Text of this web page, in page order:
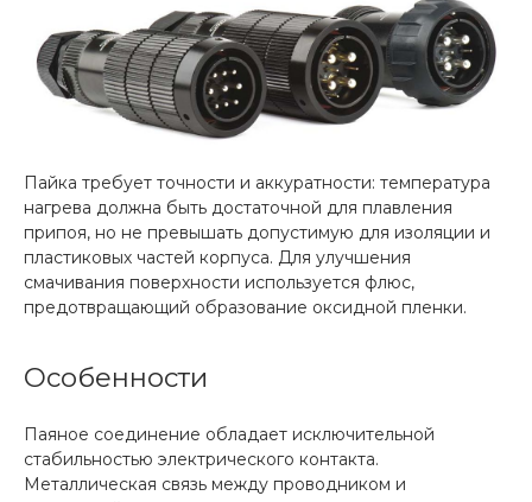
Пайка требует точности и аккуратности: температура
нагрева должна быть достаточной для плавления
припоя, но не превышать допустимую для изоляции и
пластиковых частей корпуса. Для улучшения
смачивания поверхности используется флюс,
предотвращающий образование оксидной пленки.
Особенности
Паяное соединение обладает исключительной
стабильностью электрического контакта.
Металлическая связь между проводником и